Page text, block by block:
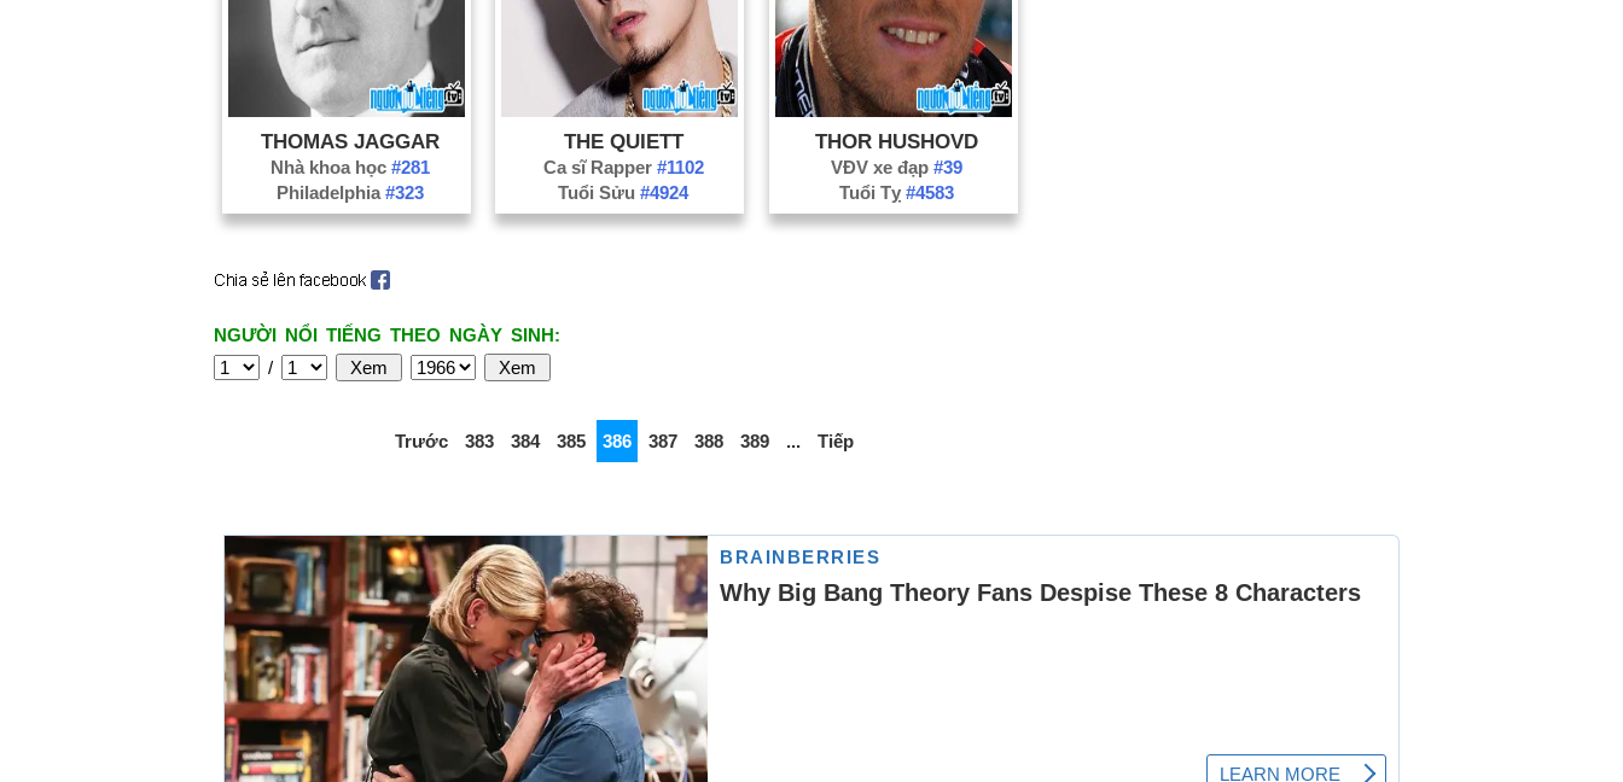
THOMAS JAGGAR
Nhà khoa học #281
Philadelphia #323
THE QUIETT
Ca sĩ Rapper #1102
Tuổi Sửu#4924
THOR HUSHOVD
VĐV xe đạp#39
Tuổi Tỵ#4583
NGƯỜI NỔI TIẾNG THEO NGÀY SINH:
/
Trước 383 384 385 386 387 388 389 ... Tiếp